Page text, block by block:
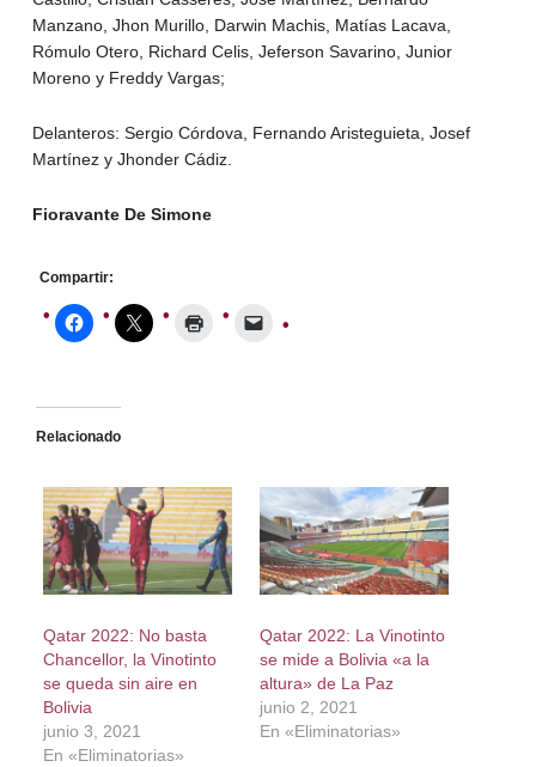
Manzano, Jhon Murillo, Darwin Machis, Matías Lacava,
Rómulo Otero, Richard Celis, Jeferson Savarino, Junior
Moreno y Freddy Vargas;
Delanteros: Sergio Córdova, Fernando Aristeguieta, Josef
Martínez y Jhonder Cádiz.
Fioravante De Simone
Compartir:
Relacionado
Qatar 2022: No basta
Chancellor, la Vinotinto
se queda sin aire en
Bolivia
junio 3, 2021
En «Eliminatorias»
Qatar 2022: La Vinotinto
se mide a Bolivia «a la
altura» de La Paz
junio 2, 2021
En «Eliminatorias»